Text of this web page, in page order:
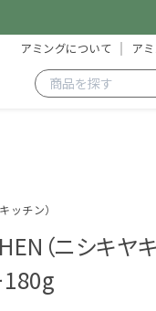
アミングについて ア
ッチン）
（ニシキヤ
180g